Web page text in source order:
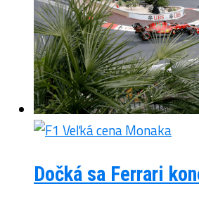
Dočká sa Ferrari